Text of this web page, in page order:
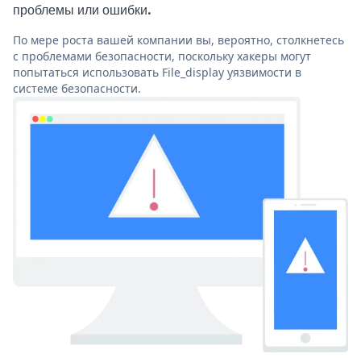
проблемы или ошибки.
По мере роста вашей компании вы, вероятно, столкнетесь
с проблемами безопасности, поскольку хакеры могут
попытаться использовать File_display уязвимости в
системе безопасности.